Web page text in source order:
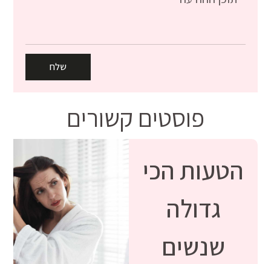
שלח
פוסטים קשורים
הטעות הכי
גדולה
שנשים